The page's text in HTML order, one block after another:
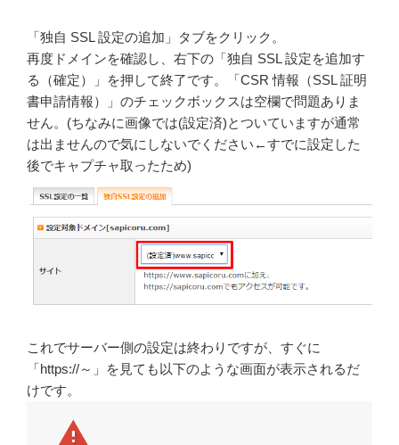
「独自 SSL 設定の追加」タブをクリック。
再度ドメインを確認し、右下の「独自 SSL 設定を追加す
る（確定）」を押して終了です。「CSR 情報（SSL 証明
書申請情報）」のチェックボックスは空欄で問題ありま
せん。(ちなみに画像では(設定済)とついていますが通常
は出ませんので気にしないでください←すでに設定した
後でキャプチャ取ったため)
これでサーバー側の設定は終わりですが、すぐに
「https://～」を見ても以下のような画面が表示されるだ
けです。